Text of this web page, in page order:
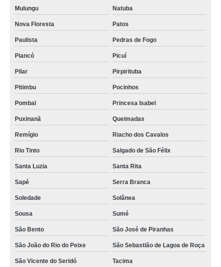
espaço coworking completo Guarabira
espaço de coworking para empresas orçar Baía da Traição
preço de espaço coworking completo São Sebastião de Lagoa de Roça
espaço de coworking para empresas orçar Mamanguape
espaço coworking locação Boqueirão
espaço coworking para empresas Araçagi
preço de espaço de coworking aluguel Itabaiana
preço de espaço coworking locação Pombal
preço de espaço de coworking para empresas Eusébio
espaço de coworking orçar Cabo de Santo Agostinho
espaço de coworking aluguel Fortaleza
espaço para coworking Conceição
coworking espaço Riacho dos Cavalos
Mulungu Natuba
Nova Floresta Patos
Paulista Pedras de Fogo
Piancó Picuí
Pilar Pirpirituba
Pitimbu Pocinhos
Pombal Princesa Isabel
Puxinanã Queimadas
Remígio Riacho dos Cavalos
Rio Tinto Salgado de São Félix
Santa Luzia Santa Rita
Sapé Serra Branca
Soledade Solânea
Sousa Sumé
São Bento São José de Piranhas
São João do Rio do Peixe São Sebastião de Lagoa de Roça
São Vicente do Seridó Tacima